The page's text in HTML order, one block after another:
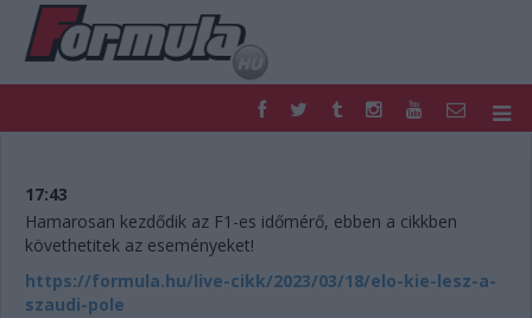
FORMULA
NEMZETKÖZI
HAZAI
RETRO
PODCAST
SHOP
LIVE
17:43
Hamarosan kezdődik az F1-es időmérő, ebben a cikkben
követhetitek az eseményeket!
https://formula.hu/live-cikk/2023/03/18/elo-kie-lesz-a-
szaudi-pole